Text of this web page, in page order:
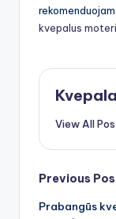
kvepalus
View All
Post
Previous
Prabangūs